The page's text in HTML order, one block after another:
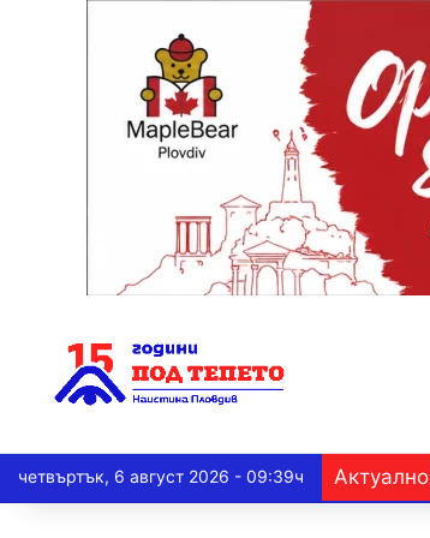
четвъртък, 6 август 2026 - 09:39ч Актуално